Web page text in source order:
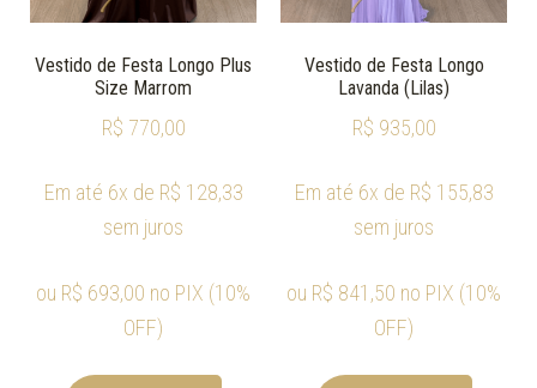
Vestido de Festa Longo Plus
Size Marrom
R$ 770,00
Em até 6x de R$ 128,33
sem juros
ou R$ 693,00 no PIX (10%
OFF)
Vestido de Festa Longo
Lavanda (Lilas)
R$ 935,00
Em até 6x de R$ 155,83
sem juros
ou R$ 841,50 no PIX (10%
OFF)